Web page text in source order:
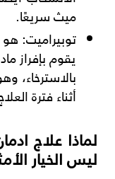
ميث سريعًا.
توبيراميت:
يقوم بإفراز
بالاسترخاء،
أثناء فترة
لماذا علاج
ليس الخيار